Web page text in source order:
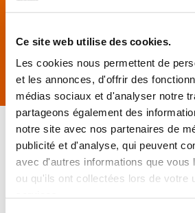
Ce site web utilise des cookies.
Les cookies nous permettent de
et les annonces, d'offrir des
médias sociaux et d'analyser notre
partageons également des
notre site avec nos partenaires de
publicité et d'analyse, qui peuvent
avec d'autres informations que vous
ou qu'ils ont collectées lors de votre
Mes pièces sont livrées et